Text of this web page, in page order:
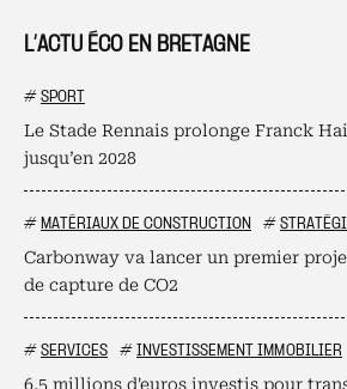
L’ACTU ÉCO EN BRETAGNE
# SPORT
Le Stade Rennais prolonge Franck
jusqu’en 2028
# MATÉRIAUX DE CONSTRUCTION #
Carbonway va lancer un premier
de capture de CO2
# SERVICES # INVESTISSEMENT IMMOBILIER
6,5 millions d'euros investis pour